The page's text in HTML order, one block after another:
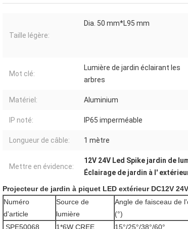
Taille légère:
Dia. 50 mm*L95 mm
Mot clé:
Lumière de jardin éclairant les
arbres
Matériel: Aluminium
IP noté: IP65 imperméable
Longueur de câble: 1 mètre
Mettre en évidence:
12V 24V Led Spike jardin de
Éclairage de jardin à l'
Projecteur de jardin à piquet LED extérieur DC12V
Numéro
d'article
Source de
lumière
Angle de faisceau de
(°)
SPE50068 1*6W CREE 15°/25°/38°/60°